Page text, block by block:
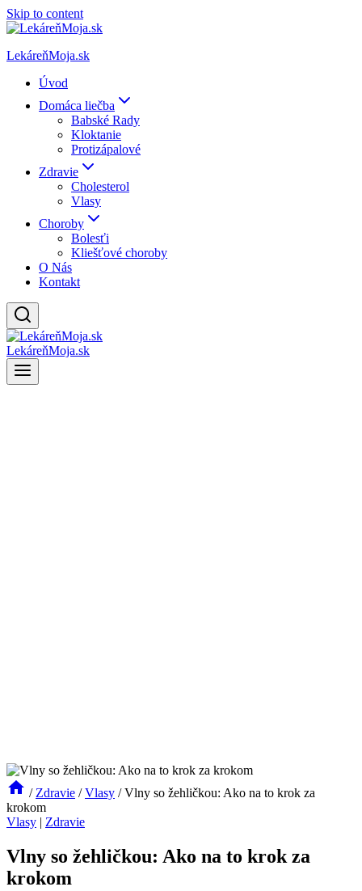
Skip to content
LekáreňMoja.sk
Úvod
Domáca liečba
Babské Rady
Kloktanie
Protizápalové
Zdravie
Cholesterol
Vlasy
Choroby
Bolesťi
Kliešťové choroby
O Nás
Kontakt
LekáreňMoja.sk
/ Zdravie / Vlasy / Vlny so žehličkou: Ako na to krok za
krokom
Vlasy | Zdravie
Vlny so žehličkou: Ako na to krok za
krokom